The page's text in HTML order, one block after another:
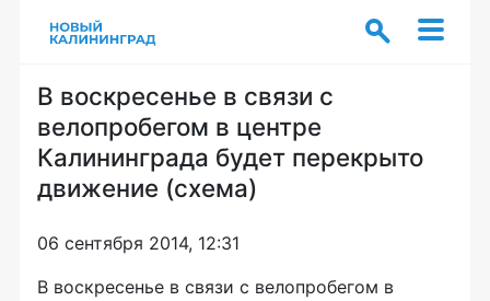
В воскресенье в связи с
велопробегом в центре
Калининграда будет перекрыто
движение (схема)
06 сентября 2014, 12:31
В воскресенье в связи с велопробегом в